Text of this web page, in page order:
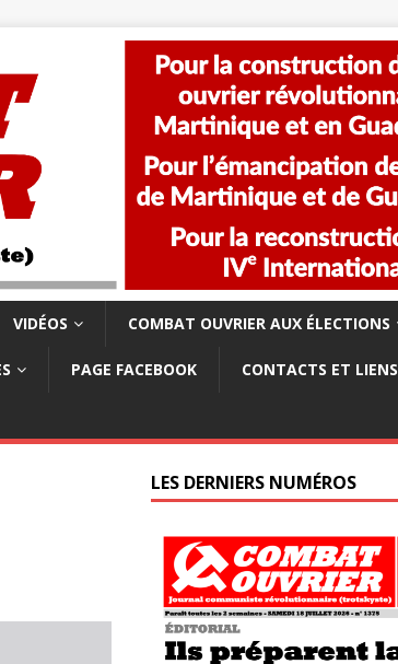
VIDÉOS COMBAT OUVRIER AUX ÉLECTIONS
PAGE FACEBOOK CONTACTS ET LIENS
LES DERNIERS NUMÉROS